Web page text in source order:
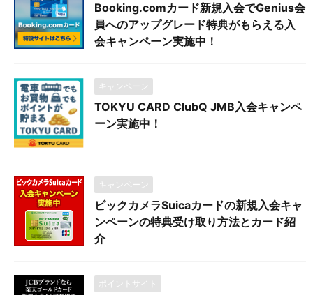
Booking.comカード新規入会でGenius会
員へのアップグレード特典がもらえる入
会キャンペーン実施中！
キャンペーン
TOKYU CARD ClubQ JMB入会キャンペ
ーン実施中！
キャンペーン
ビックカメラSuicaカードの新規入会キャ
ンペーンの特典受け取り方法とカード紹
介
ポイントサイト